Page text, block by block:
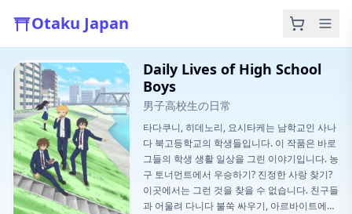
Otaku Japan
Daily Lives of High School
Boys
男子高校生の日常
타다쿠니, 히데노리, 요시타케는 남학교인 사나
다 북고등학교의 학생들입니다. 이 작품은 바로
그들의 학생 생활 일상을 그린 이야기입니다. 농
구 토너먼트에서 우승하기? 진정한 사랑 찾기?
이곳에서는 그런 것을 찾을 수 없습니다. 친구들
과 어울려 다니다 불쑥 싸우기, 아르바이트에서